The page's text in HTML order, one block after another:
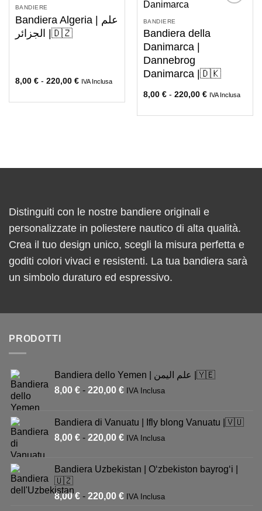
BANDIERE
Bandiera Algeria | علم
الجزائر |🇩🇿
8,00 € - 220,00 € IVA Inclusa
BANDIERE
Bandiera della
Danimarca |
Dannebrog
Danimarca |🇩🇰
8,00 € - 220,00 € IVA Inclusa
Distinguiti con le nostre bandiere originali e
personalizzate in poliestere nautico di alta qualità.
Crea il tuo design unico, scegli la misura perfetta e
goditi colori vivaci e resistenti. La tua bandiera sarà
un simbolo duraturo ed espressivo.
PRODOTTI
Bandiera dello Yemen | علم اليمن |🇾🇪
8,00 € - 220,00 € IVA Inclusa
Bandiera di Vanuatu | Ifly blong Vanuatu |🇻🇺
8,00 € - 220,00 € IVA Inclusa
Bandiera Uzbekistan | Oʻzbekiston bayrogʻi |
🇺🇿
8,00€ - 220,00 € IVA Inclusa